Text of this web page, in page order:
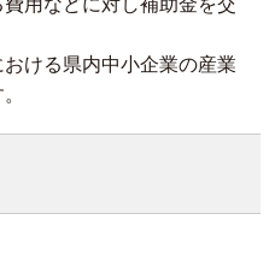
用などに対し補助金を交
ける県内中小企業の産業